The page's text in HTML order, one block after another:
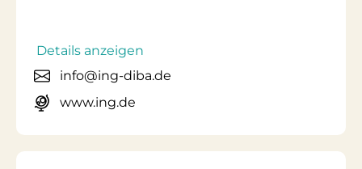
Details anzeigen
info@ing-diba.de
www.ing.de